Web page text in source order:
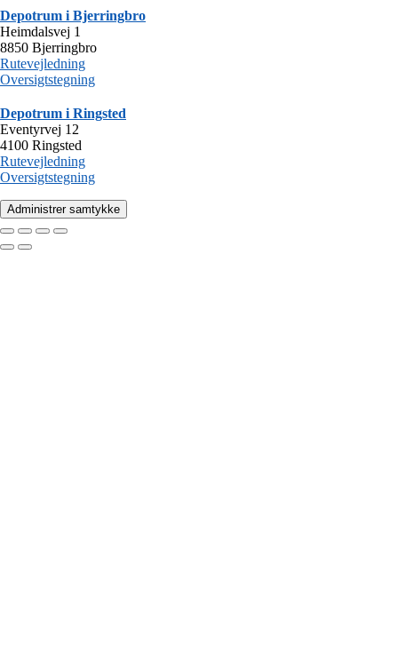
Depotrum i Bjerringbro
Heimdalsvej 1
8850 Bjerringbro
Rutevejledning
Oversigtstegning
Depotrum i Ringsted
Eventyrvej 12
4100 Ringsted
Rutevejledning
Oversigtstegning
Administrer samtykke